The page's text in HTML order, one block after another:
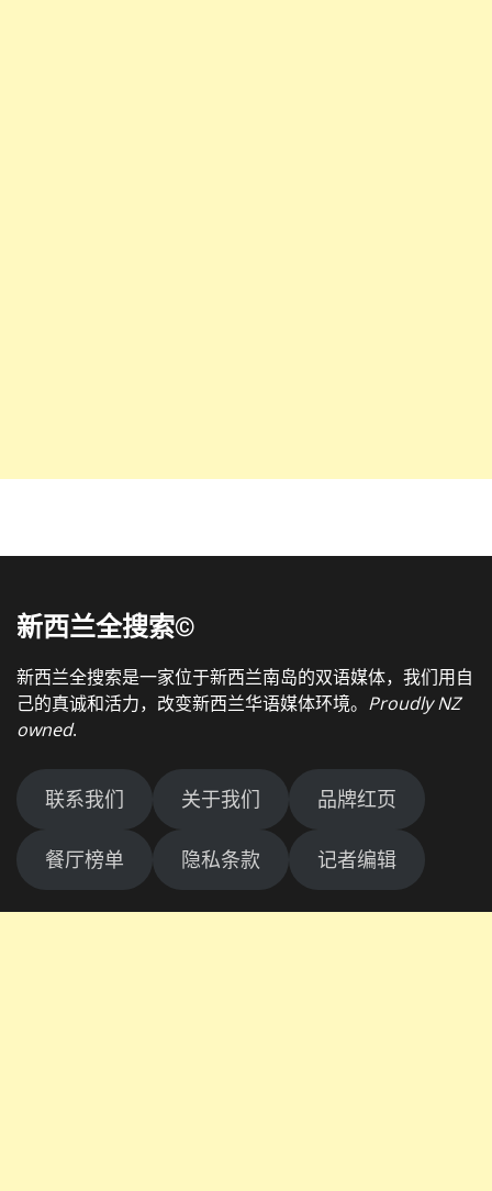
新西兰全搜索©
新西兰全搜索是一家位于新西兰南岛的双语媒体，我们用自
己的真诚和活力，改变新西兰华语媒体环境。 Proudly NZ
owned.
联系我们 关于我们 品牌红页
餐厅榜单 隐私条款 记者编辑